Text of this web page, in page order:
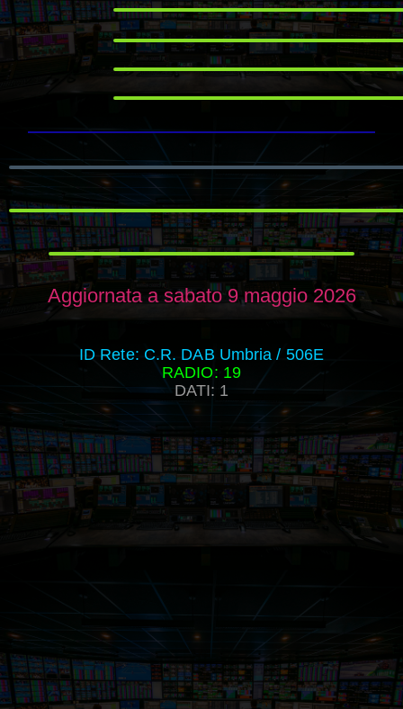
Aggiornata a sabato 9 maggio 2026
ID Rete: C.R. DAB Umbria / 506E
RADIO: 19
DATI: 1